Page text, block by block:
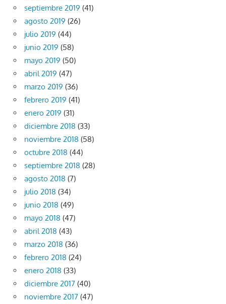
septiembre 2019 (41)
agosto 2019 (26)
julio 2019 (44)
junio 2019 (58)
mayo 2019 (50)
abril 2019 (47)
marzo 2019 (36)
febrero 2019 (41)
enero 2019 (31)
diciembre 2018 (33)
noviembre 2018 (58)
octubre 2018 (44)
septiembre 2018 (28)
agosto 2018 (7)
julio 2018 (34)
junio 2018 (49)
mayo 2018 (47)
abril 2018 (43)
marzo 2018 (36)
febrero 2018 (24)
enero 2018 (33)
diciembre 2017 (40)
noviembre 2017 (47)